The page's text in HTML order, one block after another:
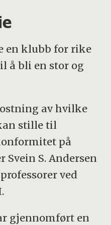
en klubb for rike
å bli en stor og
av hvilke
stille til
på
Svein S. Andersen
ved
gjennomført en